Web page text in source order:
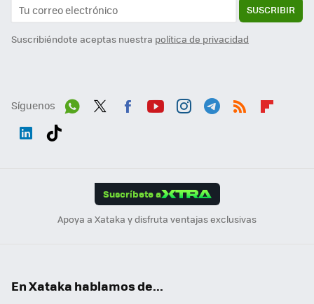
SUSCRIBIR
Suscribiéndote aceptas nuestra política de privacidad
Síguenos
Suscríbete a
Apoya a Xataka y disfruta ventajas exclusivas
En Xataka hablamos de...